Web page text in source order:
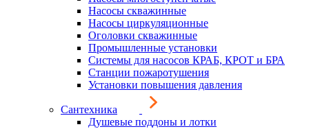
Насосы скважинные
Насосы циркуляционные
Оголовки скважинные
Промышленные установки
Системы для насосов КРАБ, КРОТ и БРА
Станции пожаротушения
Установки повышения давления
Сантехника
Душевые поддоны и лотки